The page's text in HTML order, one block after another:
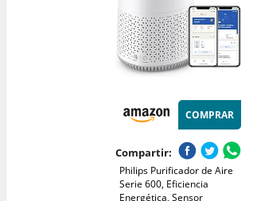
COMPRAR
Compartir:
Philips Purificador de Aire
Serie 600, Eficiencia
Energética, Sensor